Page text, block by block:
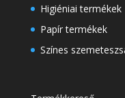
Higiéniai termékek
Papír termékek
Színes